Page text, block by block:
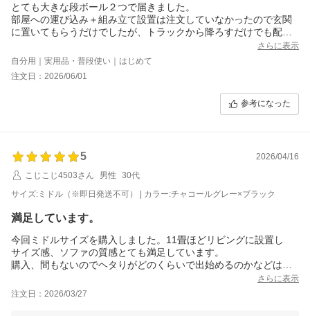
とても大きな段ボール２つで届きました。
部屋への運び込み＋組み立て設置は注文していなかったので玄関
に置いてもらうだけでしたが、トラックから降ろすだけでも配達
のお兄さんが『1人では無理なのでお手伝いお願いします。』とい
うくらいの大きくて重い物だったので、部屋に運ぶなら大人2人は
必要です。
とりあえず玄関に置いてもらって、開封して少しずつ部屋に運び
ストーングレーにしましたが、他の方の投稿写真にあったように
個々に色が薄い物と濃い物があります…。気にする方は注意が必
連結部品が無く個々にバラバラで足も滑りやすいので座っただけ
で動きます。
滑り止めの足カバーを買おうと思います。
生地感とお値段を考えると総合的には悪くないです。
さらに表示
自分用｜実用品・普段使い｜はじめて
注文日：2026/06/01
参考になった
5
2026/04/16
こじこじ4503さん
男性
30代
サイズ:ミドル（※即日発送不可） | カラー:チャコールグレー×ブラック
満足しています。
今回ミドルサイズを購入しました。11畳ほどリビングに設置し
サイズ感、ソファの質感とても満足しています。
購入、間もないのでヘタりがどのくらいで出始めるのかなどは分
かりませんが少し硬めの座面なので長時間座ることが苦ではない
です。
気になることがあるとすれば、注文の際に搬入及び設置の金額が
さらに表示
注文日：2026/03/27